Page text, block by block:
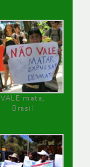
VALE mata,
Brasil